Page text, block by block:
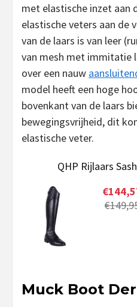
met elastische inzet aan
elastische veters aan de
van de laars is van leer
van mesh met immitatie
over een nauw
model heeft een hoge
bovenkant van de laars
bewegingsvrijheid, dit
elastische veter.
QHP Rijlaars
Muck Boot